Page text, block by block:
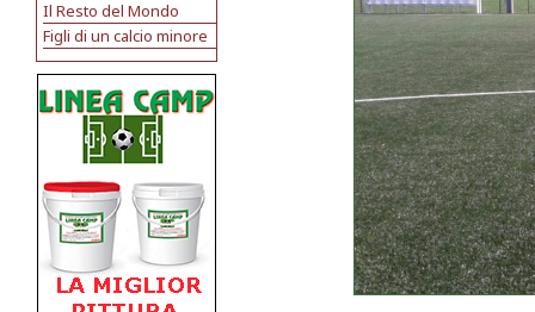
Il Resto del Mondo
Figli di un calcio minore